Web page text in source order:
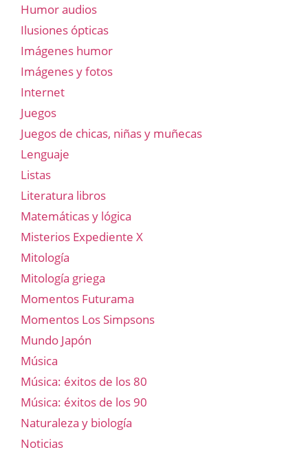
Humor audios
Ilusiones ópticas
Imágenes humor
Imágenes y fotos
Internet
Juegos
Juegos de chicas, niñas y muñecas
Lenguaje
Listas
Literatura libros
Matemáticas y lógica
Misterios Expediente X
Mitología
Mitología griega
Momentos Futurama
Momentos Los Simpsons
Mundo Japón
Música
Música: éxitos de los 80
Música: éxitos de los 90
Naturaleza y biología
Noticias